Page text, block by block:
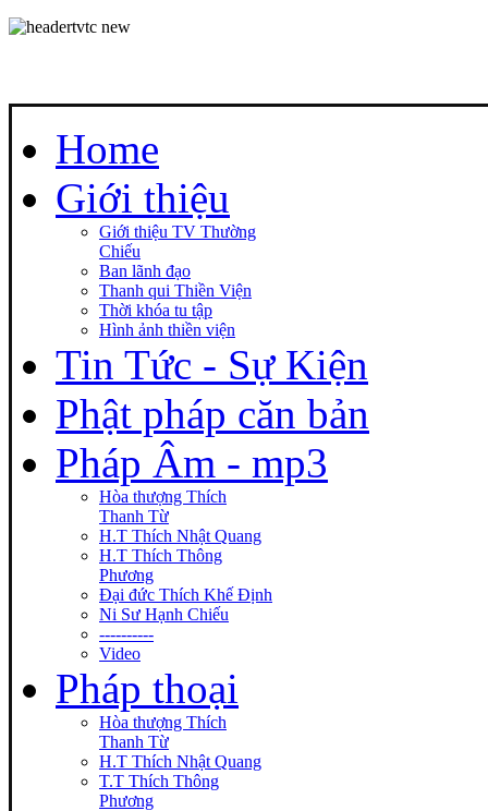
Home
Giới thiệu
Giới thiệu TV Thường
Chiếu
Ban lãnh đạo
Thanh qui Thiền Viện
Thời khóa tu tập
Hình ảnh thiền viện
Tin Tức - Sự Kiện
Phật pháp căn bản
Pháp Âm - mp3
Hòa thượng Thích
Thanh Từ
H.T Thích Nhật Quang
H.T Thích Thông
Phương
Đại đức Thích Khế Định
Ni Sư Hạnh Chiếu
----------
Video
Pháp thoại
Hòa thượng Thích
Thanh Từ
H.T Thích Nhật Quang
T.T Thích Thông
Phương